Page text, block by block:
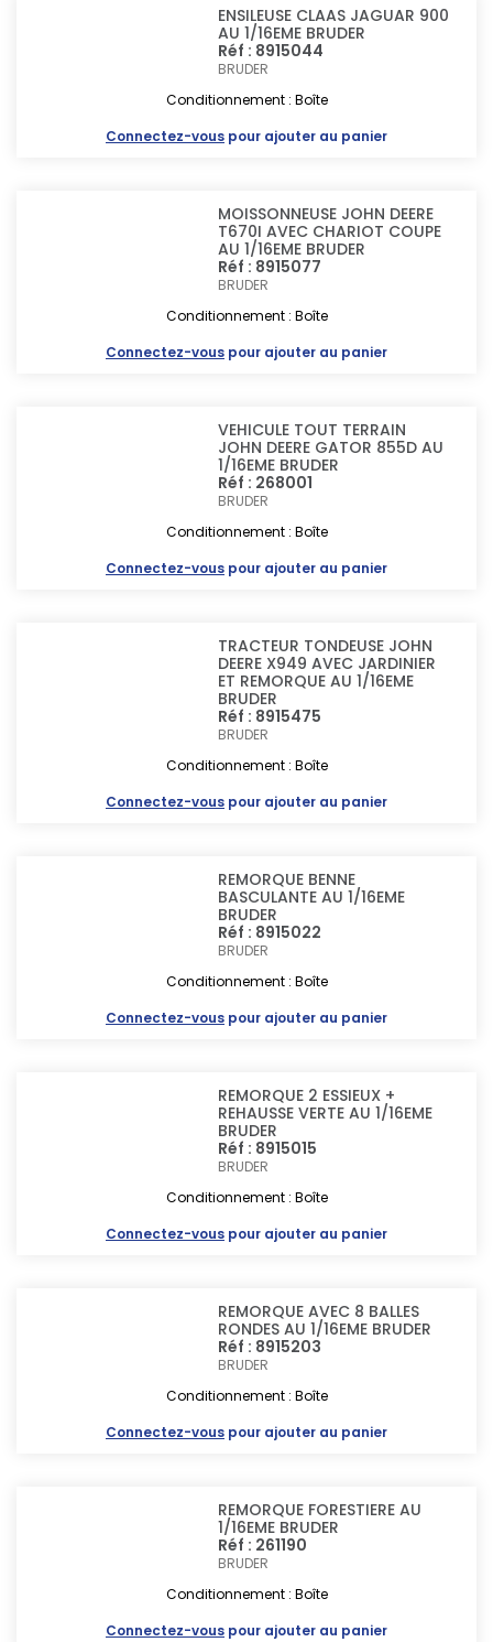
ENSILEUSE CLAAS JAGUAR 900
AU 1/16EME BRUDER
Réf : 8915044
BRUDER
Conditionnement : Boîte
Connectez-vous pour ajouter au panier
MOISSONNEUSE JOHN DEERE
T670I AVEC CHARIOT COUPE
AU 1/16EME BRUDER
Réf : 8915077
BRUDER
Conditionnement : Boîte
Connectez-vous pour ajouter au panier
VEHICULE TOUT TERRAIN
JOHN DEERE GATOR 855D AU
1/16EME BRUDER
Réf : 268001
BRUDER
Conditionnement : Boîte
Connectez-vous pour ajouter au panier
TRACTEUR TONDEUSE JOHN
DEERE X949 AVEC JARDINIER
ET REMORQUE AU 1/16EME
BRUDER
Réf : 8915475
BRUDER
Conditionnement : Boîte
Connectez-vous pour ajouter au panier
REMORQUE BENNE
BASCULANTE AU 1/16EME
BRUDER
Réf : 8915022
BRUDER
Conditionnement : Boîte
Connectez-vous pour ajouter au panier
REMORQUE 2 ESSIEUX +
REHAUSSE VERTE AU 1/16EME
BRUDER
Réf : 8915015
BRUDER
Conditionnement : Boîte
Connectez-vous pour ajouter au panier
REMORQUE AVEC 8 BALLES
RONDES AU 1/16EME BRUDER
Réf : 8915203
BRUDER
Conditionnement : Boîte
Connectez-vous pour ajouter au panier
REMORQUE FORESTIERE AU
1/16EME BRUDER
Réf : 261190
BRUDER
Conditionnement : Boîte
Connectez-vous pour ajouter au panier